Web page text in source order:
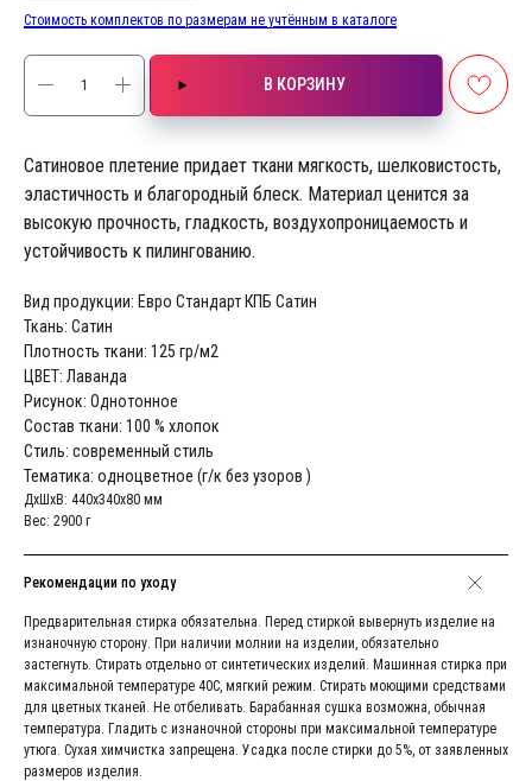
Стоимость комплектов по размерам не учтённым в каталоге
В КОРЗИНУ
Сатиновое плетение придает ткани мягкость, шелковистость,
эластичность и благородный блеск. Материал ценится за
высокую прочность, гладкость, воздухопроницаемость и
устойчивость к пилингованию.
Вид продукции: Евро Стандарт КПБ Сатин
Ткань: Сатин
Плотность ткани: 125 гр/м2
ЦВЕТ: Лаванда
Рисунок: Однотонное
Состав ткани: 100 % хлопок
Стиль: современный стиль
Тематика: одноцветное (г/к без узоров )
ДxШxВ: 440x340x80 мм
Вес: 2900 г
Рекомендации по уходу
Предварительная стирка обязательна. Перед стиркой вывернуть изделие на
изнаночную сторону. При наличии молнии на изделии, обязательно
застегнуть. Стирать отдельно от синтетических изделий. Машинная стирка при
максимальной температуре 40С, мягкий режим. Стирать моющими средствами
для цветных тканей. Не отбеливать. Барабанная сушка возможна, обычная
температура. Гладить с изнаночной стороны при максимальной температуре
утюга. Сухая химчистка запрещена. Усадка после стирки до 5%, от заявленных
размеров изделия.